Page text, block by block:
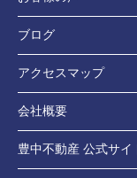
ブログ
アクセスマップ
会社概要
豊中不動産 公式サイ